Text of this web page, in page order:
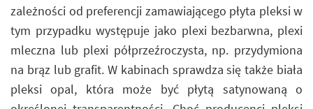
zależności od preferencji zamawiającego płyta pleksi w
tym przypadku występuje jako plexi bezbarwna, plexi
mleczna lub plexi półprzeźroczysta, np. przydymiona
na brąz lub grafit. W kabinach sprawdza się także biała
pleksi opal, która może być płytą satynowaną o